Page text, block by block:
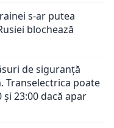
s-ar putea
blochează
de siguranță
Transelectrica poate
23:00 dacă apar